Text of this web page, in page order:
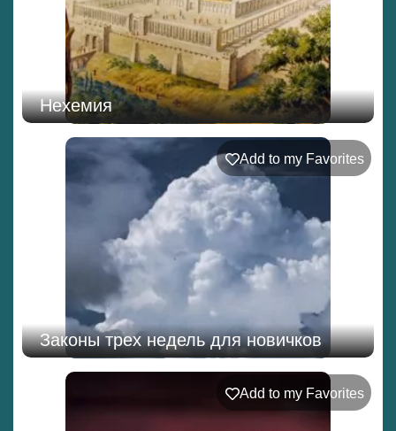
Нехемия
Add to my Favorites
Законы трех недель для новичков
Add to my Favorites